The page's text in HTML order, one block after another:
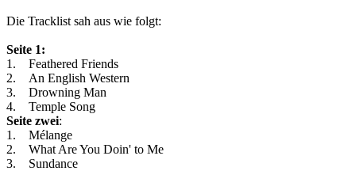
Die Tracklist sah aus wie folgt:
Seite 1:
1. Feathered Friends
2. An English Western
3. Drowning Man
4. Temple Song
Seite zwei:
1. Mélange
2. What Are You Doin' to Me
3. Sundance